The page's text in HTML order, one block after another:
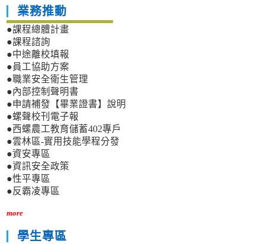
業務推動
●課程總體計畫
●課程諮詢
●中途離校填報
●員工協助方案
●職業安全衛生管理
●內部控制聲明書
●申請補發【畢業證書】說明
●螺聲校刊電子報
●西螺農工教育儲蓄402專戶
●雲林區-實用技能學程分發
●資安專區
●資訊安全政策
●性平專區
●反霸凌專區
more
學生專區